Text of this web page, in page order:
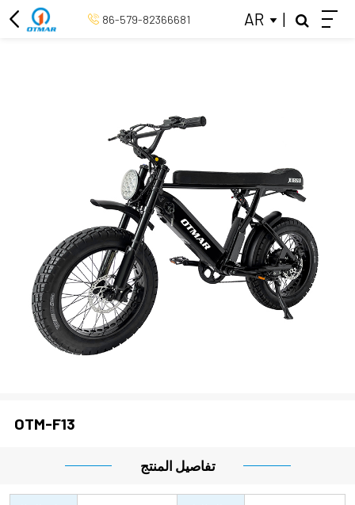
86-579-82366681 AR |
OTM-F13
تفاصيل المنتج
دراجة كهربائية 20 بوصة
منتصف محرك الدراجة الكهربائية
دراجة كهربائية الرجعية
دراجة المدينة الكهربائية